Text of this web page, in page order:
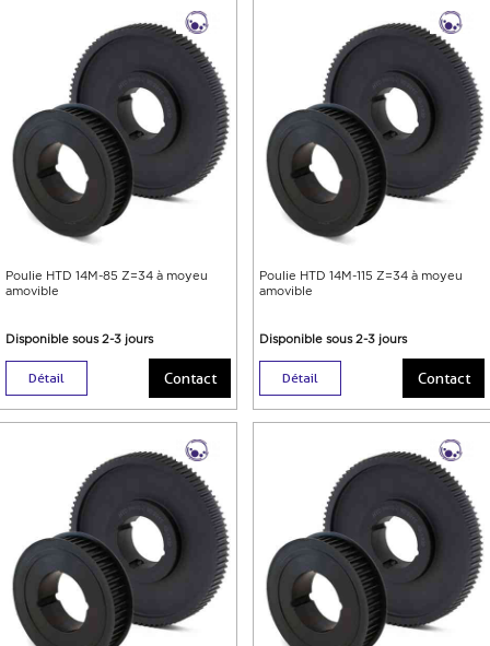
Poulie HTD 14M-85 Z=34 à moyeu
amovible
Disponible sous 2-3 jours
Détail Contact
Poulie HTD 14M-115 Z=34 à moyeu
amovible
Disponible sous 2-3 jours
Détail Contact